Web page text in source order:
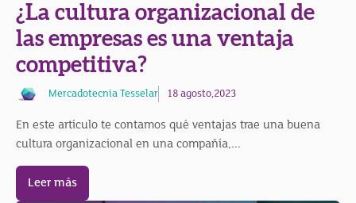
¿La cultura organizacional de
las empresas es una ventaja
competitiva?
Mercadotecnia Tesselar 18 agosto,2023
En este artículo te contamos qué ventajas trae una buena
cultura organizacional en una compañía,...
Leer más